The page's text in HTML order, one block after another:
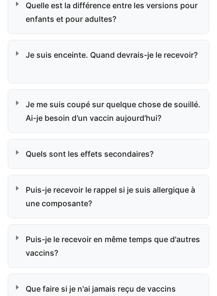
Quelle est la différence entre les versions pour
enfants et pour adultes?
Je suis enceinte. Quand devrais-je le recevoir?
Je me suis coupé sur quelque chose de souillé.
Ai-je besoin d'un vaccin aujourd'hui?
Quels sont les effets secondaires?
Puis-je recevoir le rappel si je suis allergique à
une composante?
Puis-je le recevoir en même temps que d'autres
vaccins?
Que faire si je n'ai jamais reçu de vaccins